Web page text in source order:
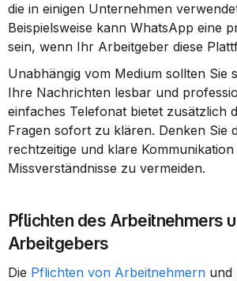
die in einigen Unternehmen
Beispielsweise kann WhatsApp eine
sein, wenn Ihr Arbeitgeber diese
Unabhängig vom Medium sollten Sie
Ihre Nachrichten lesbar und
einfaches Telefonat bietet zusätzlich
Fragen sofort zu klären. Denken Sie
rechtzeitige und klare
Missverständnisse zu vermeiden.
Pflichten des Arbeitnehmers
Arbeitgebers
Die Pflichten von Arbeitnehmern und